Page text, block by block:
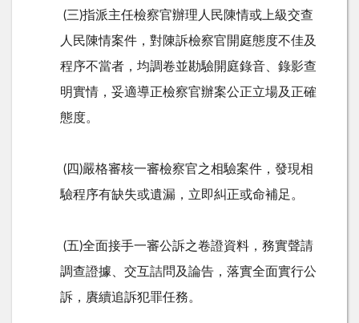
(三)指派主任檢察官辦理人民陳情或上級交查
人民陳情案件，對陳訴檢察官開庭態度不佳及
程序不當者，均調卷並勘驗開庭錄音、錄影查
明實情，妥適導正檢察官辦案公正立場及正確
態度。
(四)嚴格審核一審檢察官之相驗案件，發現相
驗程序有缺失或遺漏，立即糾正或命補足。
(五)全面接手一審公訴之卷證資料，務實聲請
調查證據、交互詰問及論告，落實全面實行公
訴，賡續追訴犯罪任務。